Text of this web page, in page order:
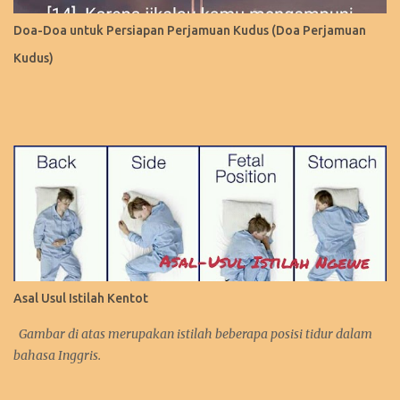
Doa-Doa untuk Persiapan Perjamuan Kudus (Doa Perjamuan
Kudus)
Asal Usul Istilah Kentot
Gambar di atas merupakan istilah beberapa posisi tidur dalam
bahasa Inggris.